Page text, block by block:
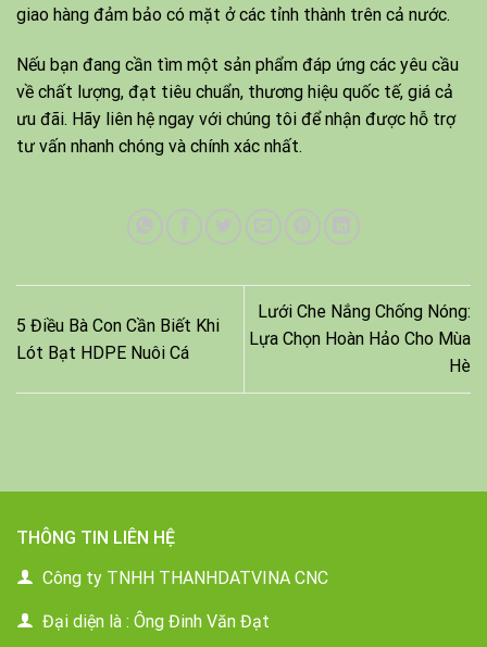
giao hàng đảm bảo có mặt ở các tỉnh thành trên cả nước.
Nếu bạn đang cần tìm một sản phẩm đáp ứng các yêu cầu
về chất lượng, đạt tiêu chuẩn, thương hiệu quốc tế, giá cả
ưu đãi. Hãy liên hệ ngay với chúng tôi để nhận được hỗ trợ
tư vấn nhanh chóng và chính xác nhất.
5 Điều Bà Con Cần Biết Khi
Lót Bạt HDPE Nuôi Cá
Lưới Che Nắng Chống Nóng:
Lựa Chọn Hoàn Hảo Cho Mùa
Hè
THÔNG TIN LIÊN HỆ
Công ty TNHH THANHDATVINA CNC
Đại diện là : Ông Đinh Văn Đạt